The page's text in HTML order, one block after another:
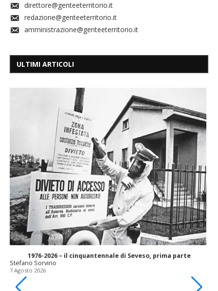
direttore@genteeterritorio.it
redazione@genteeterritorio.it
amministrazione@genteeterritorio.it
ULTIMI ARTICOLI
1976-2026 – il cinquantennale di Seveso, prima parte
Stefano Sorvino
7 Agosto 2026